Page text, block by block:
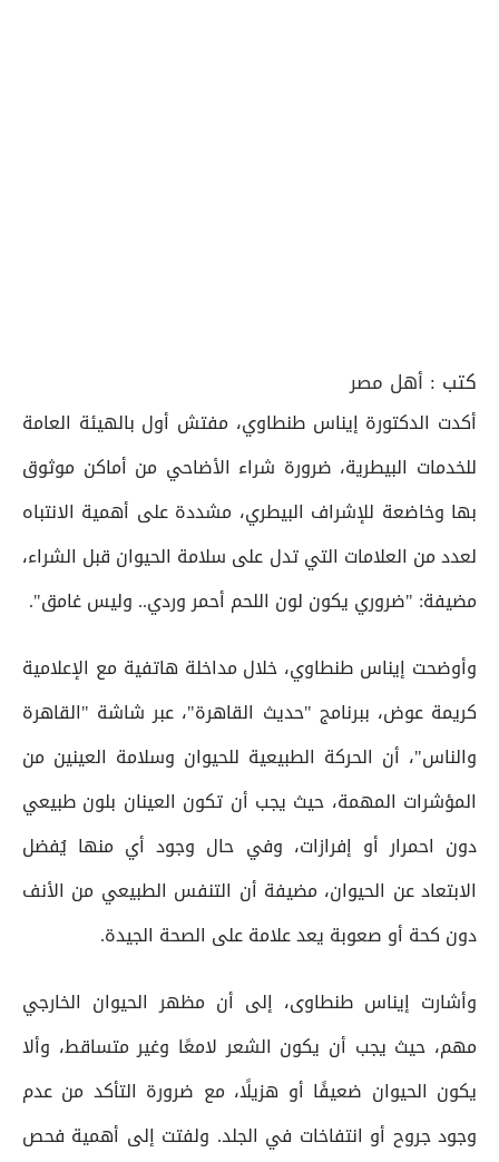
كتب : أهل مصر
أكدت الدكتورة إيناس طنطاوي، مفتش أول بالهيئة العامة
للخدمات البيطرية، ضرورة شراء الأضاحي من أماكن موثوق
بها وخاضعة للإشراف البيطري، مشددة على أهمية الانتباه
لعدد من العلامات التي تدل على سلامة الحيوان قبل الشراء،
مضيفة: "ضروري يكون لون اللحم أحمر وردي.. وليس غامق".
وأوضحت إيناس طنطاوي، خلال مداخلة هاتفية مع الإعلامية
كريمة عوض، ببرنامج "حديث القاهرة"، عبر شاشة "القاهرة
والناس"، أن الحركة الطبيعية للحيوان وسلامة العينين من
المؤشرات المهمة، حيث يجب أن تكون العينان بلون طبيعي
دون احمرار أو إفرازات، وفي حال وجود أي منها يُفضل
الابتعاد عن الحيوان، مضيفة أن التنفس الطبيعي من الأنف
دون كحة أو صعوبة يعد علامة على الصحة الجيدة.
وأشارت إيناس طنطاوى، إلى أن مظهر الحيوان الخارجي
مهم، حيث يجب أن يكون الشعر لامعًا وغير متساقط، وألا
يكون الحيوان ضعيفًا أو هزيلًا، مع ضرورة التأكد من عدم
وجود جروح أو انتفاخات في الجلد. ولفتت إلى أهمية فحص